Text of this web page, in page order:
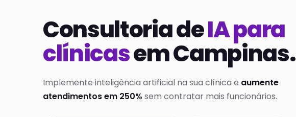
Consultoria deIA para
clínicasem Campinas.
Implemente inteligência artificial na sua clínica e aumente
atendimentos em 250% sem contratar mais funcionários.